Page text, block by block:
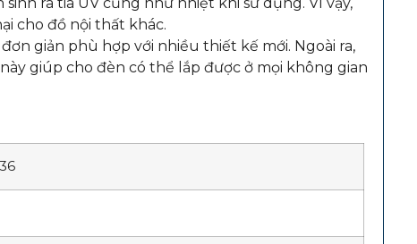
cho đồ nội thất khác.
giản phù hợp với nhiều thiết kế mới. Ngoài ra,
giúp cho đèn có thể lắp được ở mọi không gian